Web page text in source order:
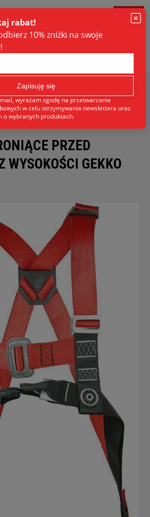
Prace na wysokości
Szelki chroniące przed upadkiem z
PRZED
WYSOKOŚCI GEKKO